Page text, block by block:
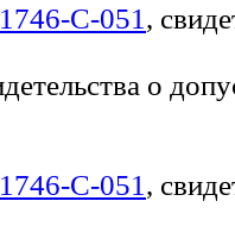
С-051 ,
о
С-051 ,